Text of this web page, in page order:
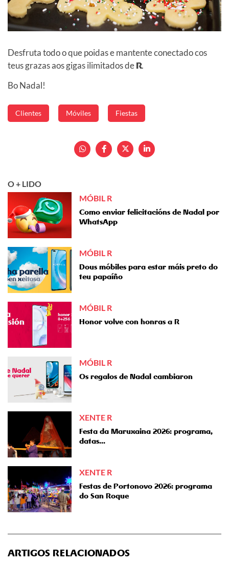
Desfruta todo o que poidas e mantente conectado cos
teus grazas aos gigas ilimitados deR.
Bo Nadal!
Clientes Móviles Fiestas
O + LIDO
MÓBIL R
Como enviar felicitacións de Nadal por
WhatsApp
MÓBIL R
Dous móbiles para estar máis preto do
teu papaíño
MÓBIL R
Honor volve con honras a R
MÓBIL R
Os regalos de Nadal cambiaron
XENTE R
Festa da Maruxaina 2026: programa,
datas...
XENTE R
Festas de Portonovo 2026: programa
do San Roque
ARTIGOS RELACIONADOS